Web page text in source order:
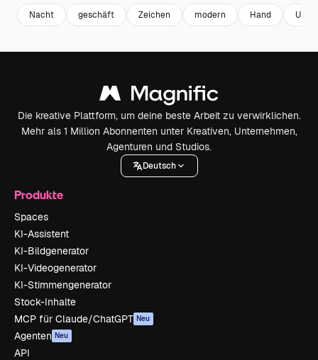
Nacht geschäft Zeichen modern Hand Uhr
Die kreative Plattform, um deine beste Arbeit zu verwirklichen.
Mehr als 1 Million Abonnenten unter Kreativen, Unternehmen,
Agenturen und Studios.
Deutsch
Produkte
Spaces
KI-Assistent
KI-Bildgenerator
KI-Videogenerator
KI-Stimmengenerator
Stock-Inhalte
MCP für Claude/ChatGPT Neu
Agenten Neu
API